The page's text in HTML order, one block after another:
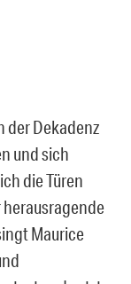
der Dekadenz
und sich
die Türen
herausragende
Maurice